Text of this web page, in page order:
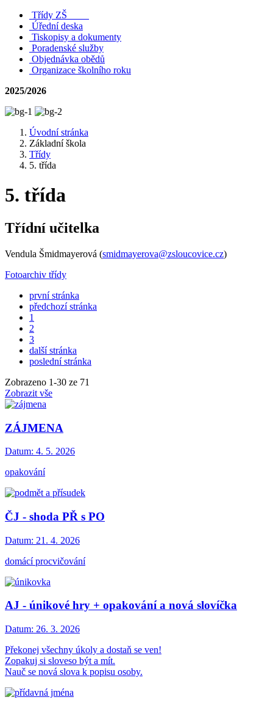
Třídy ZŠ
Úřední deska
Tiskopisy a dokumenty
Poradenské služby
Objednávka obědů
Organizace školního roku
2025/2026
Úvodní stránka
Základní škola
Třídy
5. třída
5. třída
Třídní učitelka
Vendula Šmidmayerová (smidmayerova@zsloucovice.cz)
Fotoarchiv třídy
první stránka
předchozí stránka
1
2
3
další stránka
poslední stránka
Zobrazeno 1-30 ze 71
Zobrazit vše
ZÁJMENA
Datum: 4. 5. 2026
opakování
ČJ - shoda PŘ s PO
Datum: 21. 4. 2026
domácí procvičování
AJ - únikové hry + opakování a nová slovíčka
Datum: 26. 3. 2026
Překonej všechny úkoly a dostaň se ven!
Zopakuj si sloveso být a mít.
Nauč se nová slova k popisu osoby.